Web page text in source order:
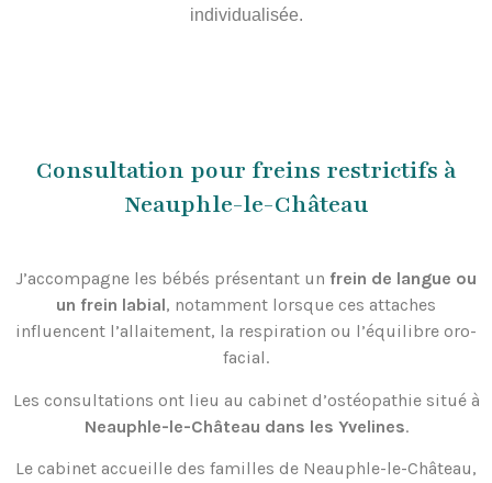
individualisée.
Consultation pour freins restrictifs à
Neauphle-le-Château
J’accompagne les bébés présentant un frein de langue ou
un frein labial, notamment lorsque ces attaches
influencent l’allaitement, la respiration ou l’équilibre oro-
facial.
Les consultations ont lieu au cabinet d’ostéopathie situé à
Neauphle-le-Château dans les Yvelines.
Le cabinet accueille des familles de Neauphle-le-Château,